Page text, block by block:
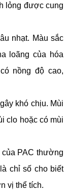
lỏng được cung
nhạt. Màu sắc
loãng của hóa
nồng độ cao,
khó chịu. Mùi
clo hoặc có mùi
PAC thường
chỉ số cho biết
vị thể tích.